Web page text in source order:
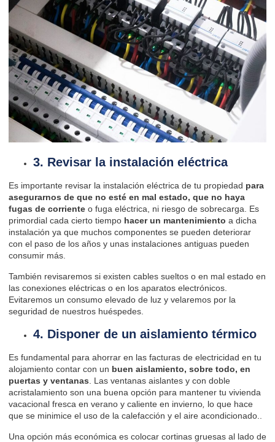
3. Revisar la instalación eléctrica
Es importante revisar la instalación eléctrica de tu propiedad para
asegurarnos de que no esté en mal estado, que no haya
fugas de corriente o fuga eléctrica, ni riesgo de sobrecarga. Es
primordial cada cierto tiempo hacer un mantenimiento a dicha
instalación ya que muchos componentes se pueden deteriorar
con el paso de los años y unas instalaciones antiguas pueden
consumir más.
También revisaremos si existen cables sueltos o en mal estado en
las conexiones eléctricas o en los aparatos electrónicos.
Evitaremos un consumo elevado de luz y velaremos por la
seguridad de nuestros huéspedes
4. Disponer de un aislamiento térmico
Es fundamental para ahorrar en las facturas de electricidad en tu
alojamiento contar con un buen aislamiento, sobre todo, en
puertas y ventanas . Las ventanas aislantes y con doble
acristalamiento son una buena opción para mantener tu vivienda
vacacional fresca en verano y caliente en invierno lo que hace
que se minimice el uso de la calefacción y el aire acondicionado..
Una opción más económica es colocar cortinas gruesas al lado de